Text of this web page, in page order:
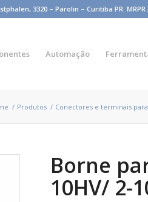
3320 – Parolin – Curitiba PR. MRPR
Automação
/ Produtos / Conectores e terminais
Borne
10HV/ 2-